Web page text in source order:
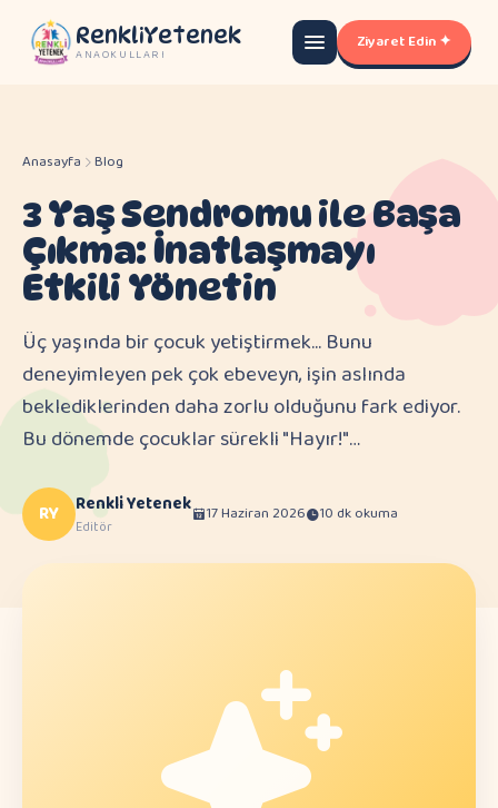
RenkliYetenek
ANAOKULLARI
Ziyaret Edin ✦
Anasayfa Blog
3 Yaş Sendromu ile Başa
Çıkma: İnatlaşmayı
Etkili Yönetin
Üç yaşında bir çocuk yetiştirmek... Bunu
deneyimleyen pek çok ebeveyn, işin aslında
beklediklerinden daha zorlu olduğunu fark ediyor.
Bu dönemde çocuklar sürekli "Hayır!"…
RY Renkli Yetenek
Editör
17 Haziran 2026 10 dk okuma